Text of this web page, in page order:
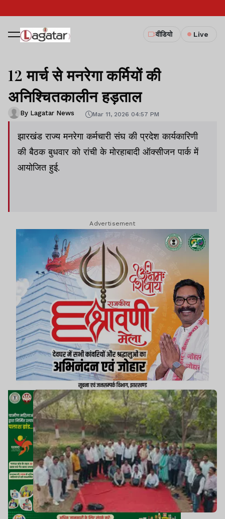
वीडियो Live
12 मार्च से मनरेगा कर्मियों की
अनिश्चितकालीन हड़ताल
By Lagatar News Mar 11, 2026 04:57 PM
झारखंड राज्य मनरेगा कर्मचारी संघ की प्रदेश कार्यकारिणी
की बैठक बुधवार को रांची के मोरहाबादी ऑक्सीजन पार्क में
आयोजित हुई.
Advertisement